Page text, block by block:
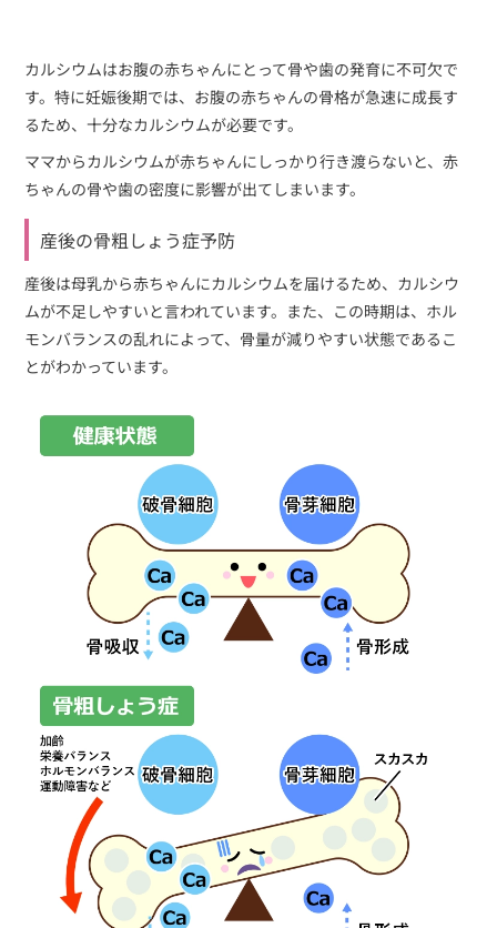
カルシウムはお腹の赤ちゃんにとって骨や歯の発育に不可欠で
す。特に妊娠後期では、お腹の赤ちゃんの骨格が急速に成長す
るため、十分なカルシウムが必要です。
ママからカルシウムが赤ちゃんにしっかり行き渡らないと、赤
ちゃんの骨や歯の密度に影響が出てしまいます。
産後の骨粗しょう症予防
産後は母乳から赤ちゃんにカルシウムを届けるため、カルシウ
ムが不足しやすいと言われています。また、この時期は、ホル
モンバランスの乱れによって、骨量が減りやすい状態であるこ
とがわかっています。